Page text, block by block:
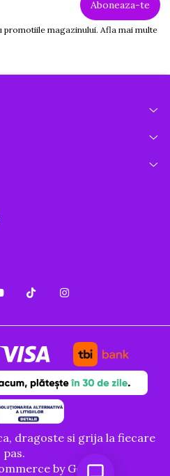
promotiile magazinului. Afla mai multe
dragoste si grija la fiecare
pas.
by Gomag